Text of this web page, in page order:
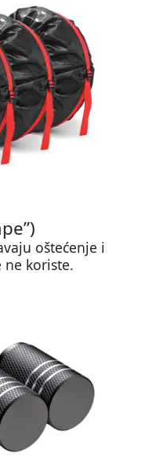
oštećenje i
ne koriste.